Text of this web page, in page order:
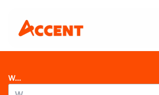
W...